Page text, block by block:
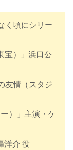
く頃にシリー
宝）」浜口公
友情（スタジ
）」主演・ケ
洋介 役